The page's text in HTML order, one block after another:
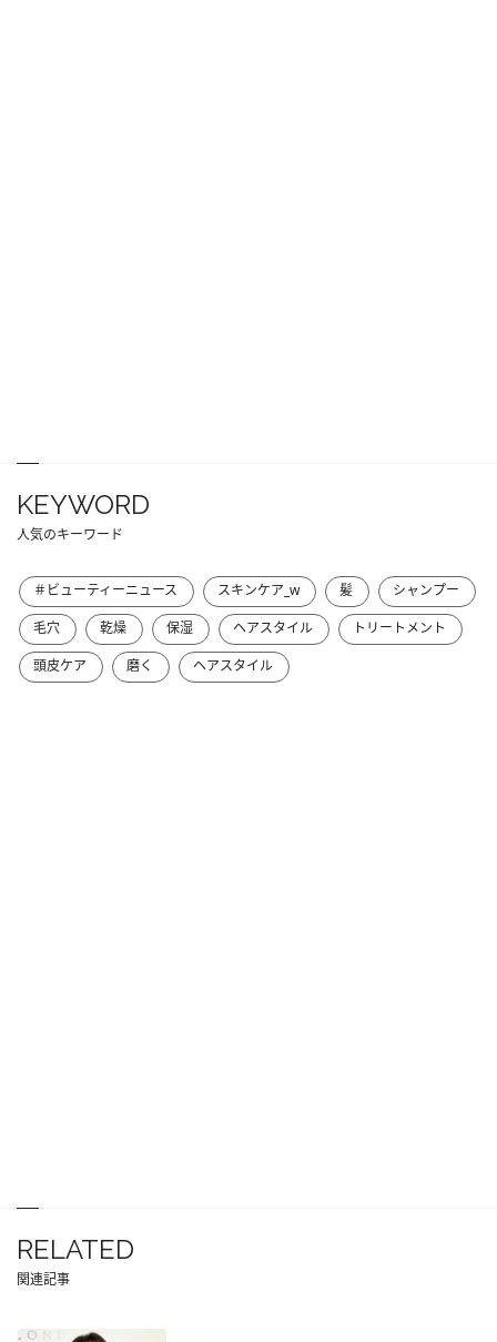
KEYWORD
人気のキーワード
＃ビューティーニュース スキンケア_w 髪
シャンプー
毛穴
乾燥 保湿 ヘアスタイル
トリートメント
頭皮ケア
磨く ヘアスタイル
RELATED
関連記事